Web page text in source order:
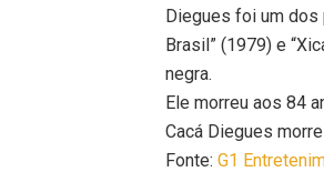
Diegues foi um dos
Brasil” (1979) e
negra.
Ele morreu aos 84
Cacá Diegues
Fonte:G1